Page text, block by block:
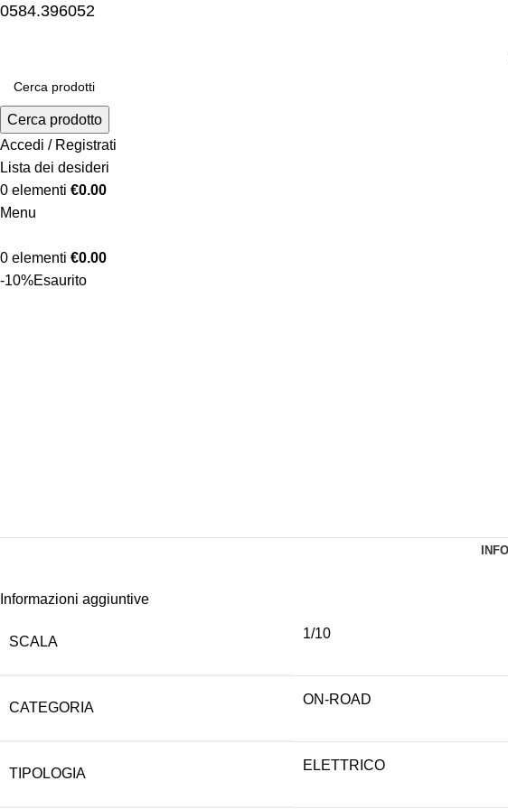
0584.396052
Cerca prodotto
Accedi / Registrati
Lista dei desideri
0 elementi €0.00
Menu
0 elementi €0.00
-10%Esaurito
Informazioni aggiuntive
SCALA
1/10
CATEGORIA
ON-ROAD
TIPOLOGIA
ELETTRICO